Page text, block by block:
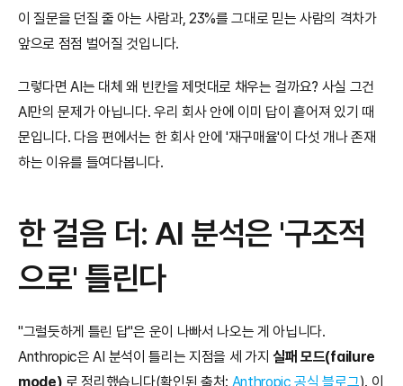
이 질문을 던질 줄 아는 사람과, 23%를 그대로 믿는 사람의 격차가
앞으로 점점 벌어질 것입니다.
그렇다면 AI는 대체 왜 빈칸을 제멋대로 채우는 걸까요? 사실 그건
AI만의 문제가 아닙니다. 우리 회사 안에 이미 답이 흩어져 있기 때
문입니다. 다음 편에서는 한 회사 안에 '재구매율'이 다섯 개나 존재
하는 이유를 들여다봅니다.
한 걸음 더: AI 분석은 '구조적
으로' 틀린다
"그럴듯하게 틀린 답"은 운이 나빠서 나오는 게 아닙니다.
Anthropic은 AI 분석이 틀리는 지점을 세 가지 실패 모드(failure
mode) 로 정리했습니다(확인된 출처: Anthropic 공식 블로그). 이